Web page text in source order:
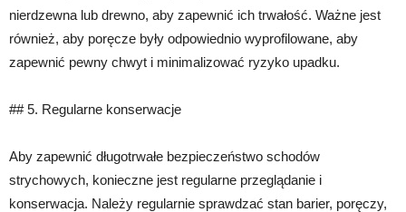
nierdzewna lub drewno, aby zapewnić ich trwałość. Ważne jest
również, aby poręcze były odpowiednio wyprofilowane, aby
zapewnić pewny chwyt i minimalizować ryzyko upadku.
## 5. Regularne konserwacje
Aby zapewnić długotrwałe bezpieczeństwo schodów
strychowych, konieczne jest regularne przeglądanie i
konserwacja. Należy regularnie sprawdzać stan barier, poręczy,